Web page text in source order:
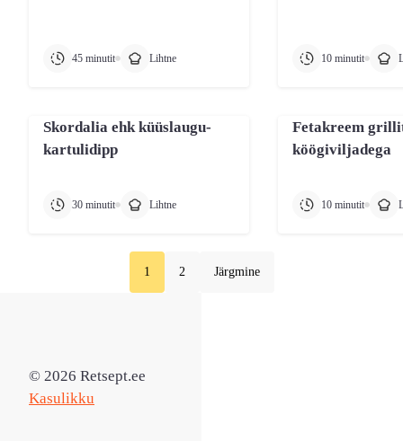
45 minutit Lihtne 10 minutit
Skordalia ehk küüslaugu-
kartulidipp
30 minutit Lihtne
Fetakreem
köögiviljadega
10 minutit
1 2 Järgmine
© 2026 Retsept.ee
Kasulikku